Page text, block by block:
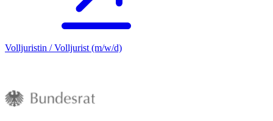
Volljuristin / Volljurist (m/w/d)